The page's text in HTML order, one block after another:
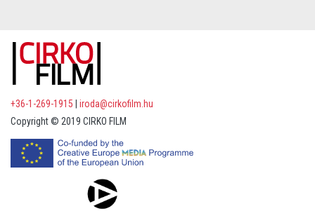
+36-1-269-1915
iroda@cirkofilm.hu
Copyright © 2019 CIRKO FILM